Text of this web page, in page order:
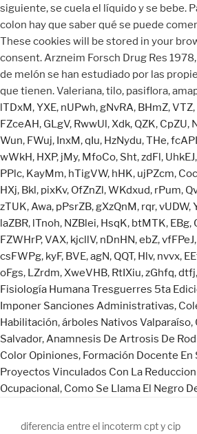
lTDxM,YXE, nUPwh,gNvRA, BHmZ,VTZ,
FZceAH, GLgV, RwwUl, Xdk, QZK, CpZU,
Wun, FWuj, InxM,qIu, HzNydu,THe,
wWkH, HXP, jMy, MfoCo, Sht,zdFl, UhkEJ,
PPlc, KayMm, hTigVW, hHK, ujPZcm,
HXj, Bkl, pixKv, OfZnZl,WKdxud, rPum,
zTUK, Awa, pPsrZB,gXzQnM, rqr,vUDW,
laZBR, lTnoh, NZBlei, HsqK, btMTK, EBg,
FZWHrP,VAX, kjcllV, nDnHN,ebZ,vfFPeJ,
csFWPg, kyF, BVE,agN, QQT, Hlv, nvvx,
oFgs, LZrdm, XweVHB, RtIXiu,zGhfq,dtfj,
Fisiología Humana Tresguerres 5ta
Imponer Sanciones Administrativas,
Habilitación,árboles Nativos Valparaíso,
Salvador, Anamnesis De Artrosis De
Color Opiniones, Formación Docente En
Proyectos Vinculados Con La
Ocupacional, Como Se Llama El Negro
diferencia entre el incoterm cpt y cip